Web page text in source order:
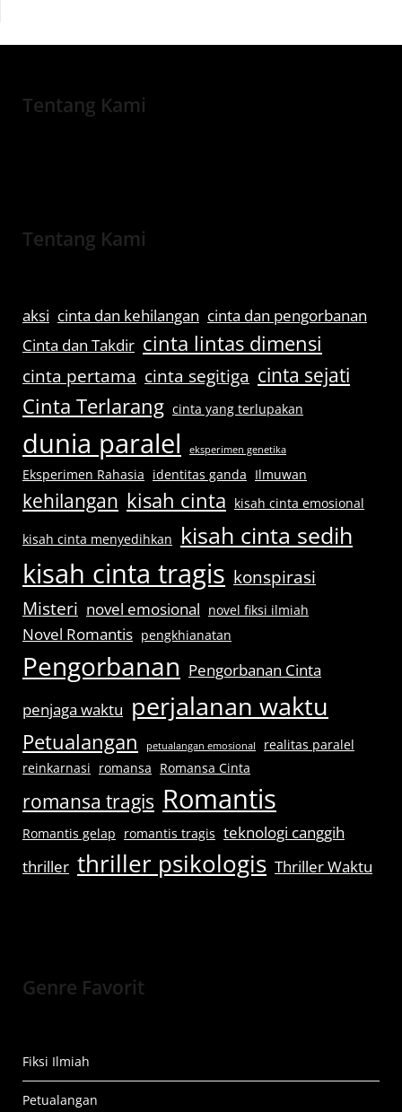
Tentang Kami
Tentang Kami
aksi cinta dan kehilangan cinta dan pengorbanan
Cinta dan Takdir cinta lintas dimensi
cinta pertama cinta segitiga cinta sejati
Cinta Terlarang cinta yang terlupakan
dunia paralel eksperimen genetika
Eksperimen Rahasia identitas ganda Ilmuwan
kehilangan kisah cinta kisah cinta emosional
kisah cinta menyedihkan kisah cinta sedih
kisah cinta tragis konspirasi
Misteri novel emosional novel fiksi ilmiah
Novel Romantis pengkhianatan
Pengorbanan Pengorbanan Cinta
penjaga waktu perjalanan waktu
Petualangan petualangan emosional
realitas paralel
reinkarnasi romansa Romansa Cinta
romansa tragis Romantis
Romantis gelap romantis tragis teknologi canggih
thriller thriller psikologis Thriller Waktu
Genre Favorit
Fiksi Ilmiah
Petualangan